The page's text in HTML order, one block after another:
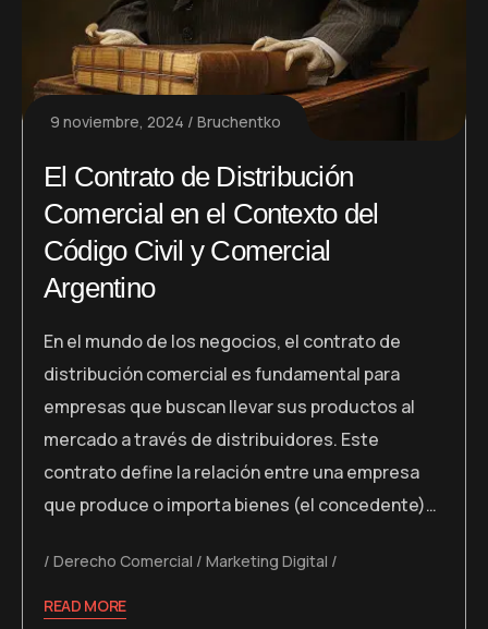
9 noviembre, 2024 Bruchentko
El Contrato de Distribución
Comercial en el Contexto del
Código Civil y Comercial
Argentino
En el mundo de los negocios, el contrato de
distribución comercial es fundamental para
empresas que buscan llevar sus productos al
mercado a través de distribuidores. Este
contrato define la relación entre una empresa
que produce o importa bienes (el concedente)…
Derecho Comercial Marketing Digital
READ MORE